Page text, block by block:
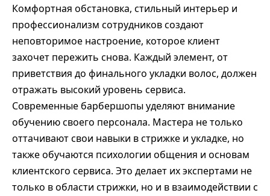
Комфортная обстановка, стильный интерьер и
профессионализм сотрудников создают
неповторимое настроение, которое клиент
захочет пережить снова. Каждый элемент, от
приветствия до финального укладки волос, должен
отражать высокий уровень сервиса.
Современные барбершопы уделяют внимание
обучению своего персонала. Мастера не только
оттачивают свои навыки в стрижке и укладке, но
также обучаются психологии общения и основам
клиентского сервиса. Это делает их экспертами не
только в области стрижки, но и в взаимодействии с